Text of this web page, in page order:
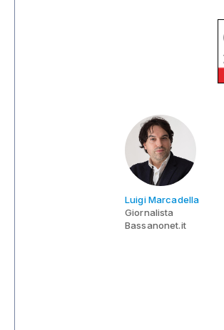
Luigi Marcadella
Giornalista
Bassanonet.it